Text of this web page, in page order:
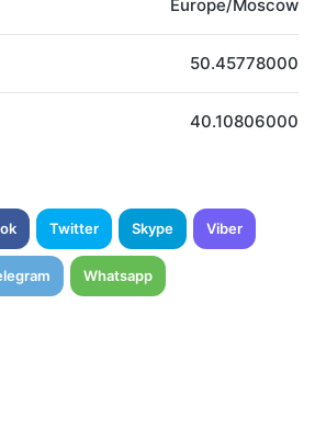
Europe/Moscow
50.45778000
40.10806000
Twitter Skype Viber
Whatsapp